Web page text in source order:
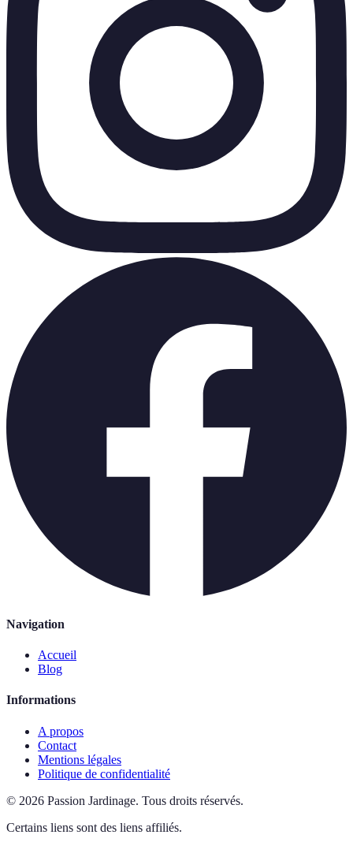
Navigation
Accueil
Blog
Informations
A propos
Contact
Mentions légales
Politique de confidentialité
© 2026 Passion Jardinage. Tous droits réservés.
Certains liens sont des liens affiliés.